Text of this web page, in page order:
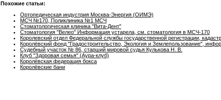
Похожие статьи:
Ортопедическая индустрия Москва-Энергия (ОИМЭ)
МСЧ №170, Поликлиника №1 МСЧ
Стоматологическая клиника "Вита-Дент"
Стоматология "Велео" Информация устарела, см. стоматология в МСЧ-170
Королевский отдел Федеральной службы государственной регистрации,
Королёвский фонд "Градостроительство, Экология и Землепользование",
Судебный участок № 86, старший мировой судья Кулькова Н. В.
Клуб "Здоровая семья" (Аура-клуб)
Королёвская федерация бокса
Королёвские бани